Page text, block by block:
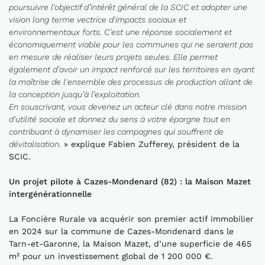
poursuivre l’objectif d’intérêt général de la SCIC et adopter une
vision long terme vectrice d'impacts sociaux et
environnementaux forts. C’est une réponse socialement et
économiquement viable pour les communes qui ne seraient pas
en mesure de réaliser leurs projets seules. Elle permet
également d’avoir un impact renforcé sur les territoires en ayant
la maîtrise de l'ensemble des processus de production allant de
la conception jusqu’à l’exploitation.
En souscrivant, vous devenez un acteur clé dans notre mission
d'utilité sociale et donnez du sens à votre épargne tout en
contribuant à dynamiser les campagnes qui souffrent de
dévitalisation. » explique Fabien Zufferey, président de la
SCIC.
Un projet pilote à Cazes-Mondenard (82) : la Maison Mazet
intergénérationnelle
La Foncière Rurale va acquérir son premier actif immobilier
en 2024 sur la commune de Cazes-Mondenard dans le
Tarn-et-Garonne, la Maison Mazet, d’une superficie de 465
m² pour un investissement global de 1 200 000 €.